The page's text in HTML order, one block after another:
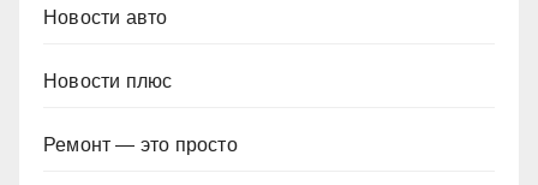
Новости авто
Новости плюс
Ремонт — это просто